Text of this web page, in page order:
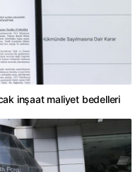
inşaat maliyet bedelleri